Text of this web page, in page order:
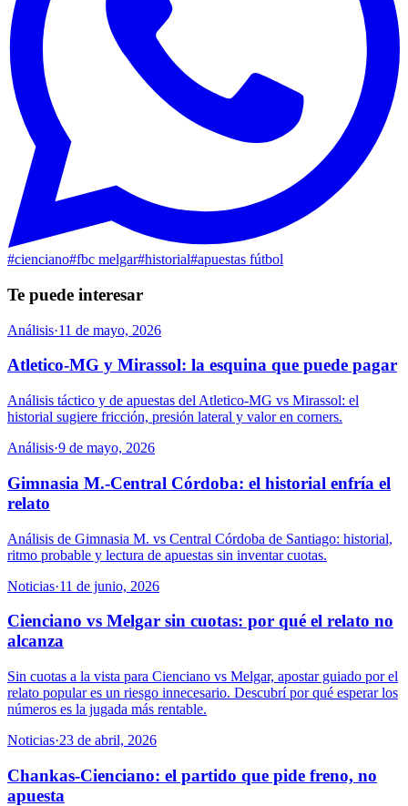
#cienciano#fbc melgar#historial#apuestas fútbol
Te puede interesar
Análisis·11 de mayo, 2026
Atletico-MG y Mirassol: la esquina que puede pagar
Análisis táctico y de apuestas del Atletico-MG vs Mirassol: el
historial sugiere fricción, presión lateral y valor en corners.
Análisis·9 de mayo, 2026
Gimnasia M.-Central Córdoba: el historial enfría el
relato
Análisis de Gimnasia M. vs Central Córdoba de Santiago: historial,
ritmo probable y lectura de apuestas sin inventar cuotas.
Noticias·11 de junio, 2026
Cienciano vs Melgar sin cuotas: por qué el relato no
alcanza
Sin cuotas a la vista para Cienciano vs Melgar, apostar guiado por el
relato popular es un riesgo innecesario. Descubrí por qué esperar los
números es la jugada más rentable.
Noticias·23 de abril, 2026
Chankas-Cienciano: el partido que pide freno, no
apuesta